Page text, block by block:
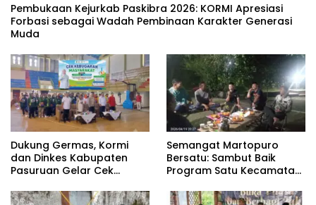
‎Pembukaan Kejurkab Paskibra 2026: KORMI Apresiasi
Forbasi sebagai Wadah Pembinaan Karakter Generasi
Muda
Dukung Germas, Kormi
dan Dinkes Kabupaten
Pasuruan Gelar Cek
Semangat Martopuro
Bersatu: Sambut Baik
Program Satu Kecamatan
Kebangkitan Persekabpas